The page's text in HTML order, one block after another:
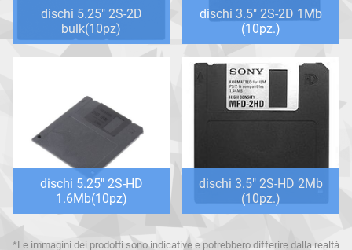
dischi 5.25" 2S-2D
bulk(10pz)
dischi 3.5" 2S-2D 1Mb
(10pz.)
dischi 5.25" 2S-HD
1.6Mb(10pz)
dischi 3.5" 2S-HD 2Mb
(10pz.)
*Le immagini dei prodotti sono indicative e potrebbero differire dalla realtà